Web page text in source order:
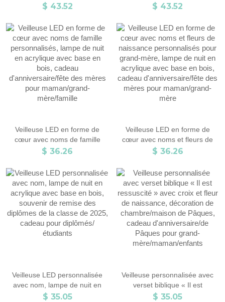
lampe de nuit en acrylique avec
chambre, cadeau de fête des
mères/anniversaire pour
maman/grand-mère/famille
$ 43.52
personnalisés et fleurs de
acrylique avec base en bois,
cadeau d'anniversaire/fête des
mères pour maman/grand-
mère/famille
$ 43.52
Veilleuse LED en forme de
cœur avec noms de famille
personnalisés, lampe de nuit en
cadeau d'anniversaire/fête des
mères pour maman/grand-
mère/famille
$ 36.26
Veilleuse LED en forme de
cœur avec noms et fleurs de
naissance personnalisés pour
acrylique avec base en bois,
cadeau d'anniversaire/fête des
mères pour maman/grand-
mère
$ 36.26
Veilleuse LED personnalisée
avec nom, lampe de nuit en
acrylique avec base en bois,
$ 35.05
Veilleuse personnalisée avec
verset biblique « Il est
ressuscité » avec croix et fleur
$ 35.05